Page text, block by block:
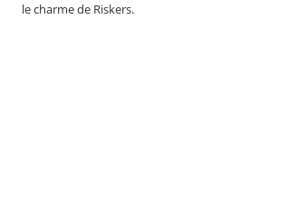
le charme de Riskers.